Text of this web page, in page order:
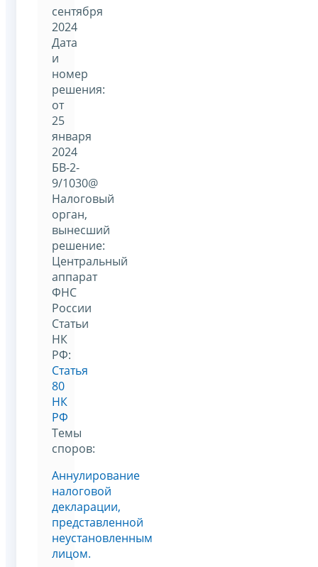
сентября
2024
Дата
и
номер
решения:
от
25
января
2024
БВ-2-
9/1030@
Налоговый
орган,
вынесший
решение:
Центральный
аппарат
ФНС
России
Статьи
НК
РФ:
Статья
80
НК
РФ
Темы
споров:
Аннулирование
налоговой
декларации,
представленной
неустановленным
лицом.